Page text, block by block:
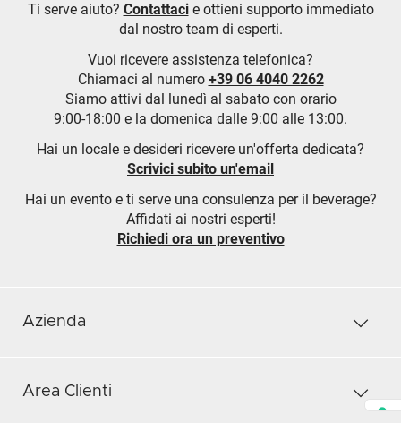
Ti serve aiuto? Contattacie ottieni supporto immediato
dal nostro team di esperti.
Vuoi ricevere assistenza telefonica?
Chiamaci al numero +39 06 4040 2262
Siamo attivi dal lunedì al sabato con orario
9:00-18:00 e la domenica dalle 9:00 alle 13:00.
Hai un locale e desideri ricevere un'offerta dedicata?
Scrivici subito un'email
Hai un evento e ti serve una consulenza per il beverage?
Affidati ai nostri esperti!
Richiedi ora un preventivo
Azienda
Area Clienti